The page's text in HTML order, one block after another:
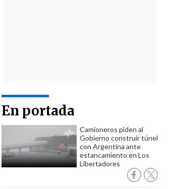
En portada
Camioneros piden al
Gobierno construir túnel
con Argentina ante
estancamiento en Los
Libertadores